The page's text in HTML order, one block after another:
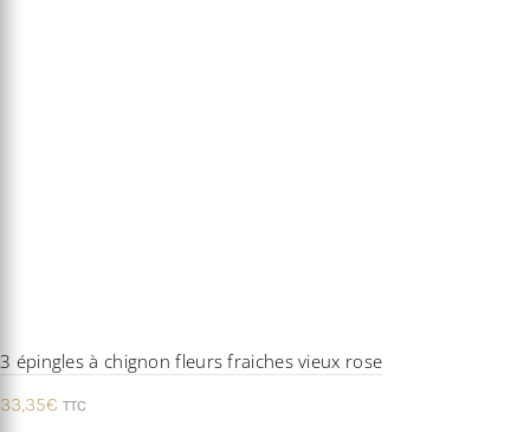
3 épingles à chignon fleurs fraiches vieux rose
33,35€ TTC